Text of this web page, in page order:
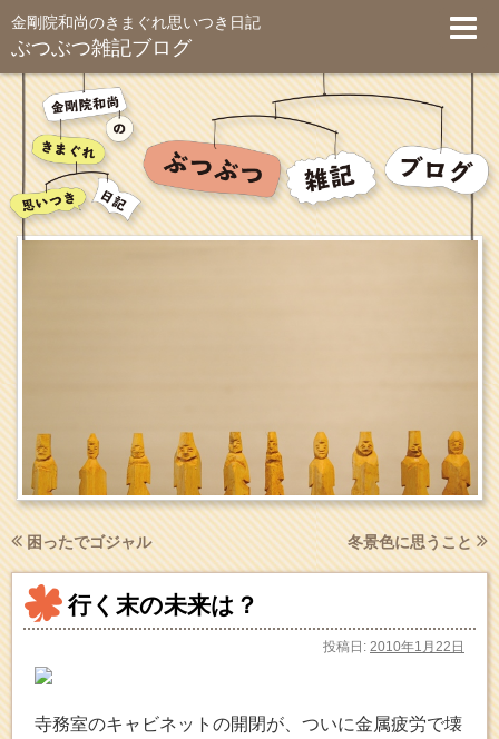
金剛院和尚のきまぐれ思いつき日記
ぶつぶつ雑記ブログ
困ったでゴジャル 冬景色に思うこと
行く末の未来は？
投稿日: 2010年1月22日
寺務室のキャビネットの開閉が、ついに金属疲労で壊